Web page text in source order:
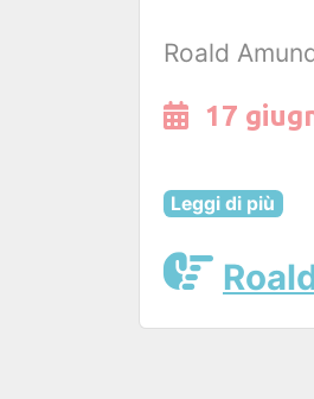
Roald
17
Leggi di più